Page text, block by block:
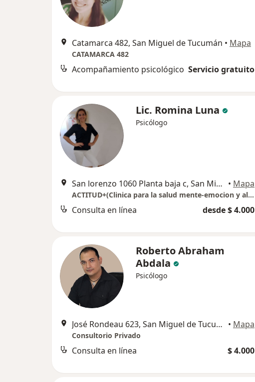
Catamarca 482, San Miguel de Tucumán • Mapa
CATAMARCA 482
Acompañamiento psicológico Servicio gratuito
Lic. Romina Luna
Psicólogo
San lorenzo 1060 Planta baja c, San Miguel de Tucumán • Mapa
ACTITUD+(Clinica para la salud mente-emocion y alma)
Consulta en línea desde $ 4.000
Roberto Abraham
Abdala
Psicólogo
José Rondeau 623, San Miguel de Tucumán • Mapa
Consultorio Privado
Consulta en línea $ 4.000